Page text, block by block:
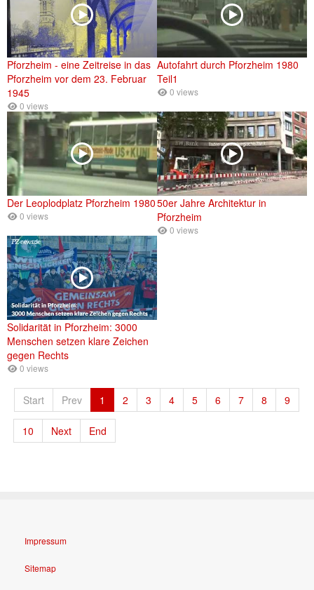
Pforzheim - eine Zeitreise in das
Pforzheim vor dem 23. Februar
1945
0 views
Autofahrt durch Pforzheim 1980
Teil1
0 views
Der Leoplodplatz Pforzheim 1980
0 views
50er Jahre Architektur in
Pforzheim
0 views
Solidarität in Pforzheim: 3000
Menschen setzen klare Zeichen
gegen Rechts
0 views
Start Prev 1 2 3 4 5 6 7 8 9
10 Next End
Impressum
Sitemap